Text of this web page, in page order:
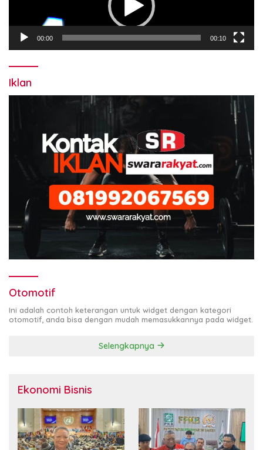
00:00 00:10
Iklan
Otomotif
Ini adalah contoh keterangan untuk widget dengan kategori
otomotif, anda bisa dengan mudah memasukkannya pada widget.
Selengkapnya
Ekonomi Bisnis